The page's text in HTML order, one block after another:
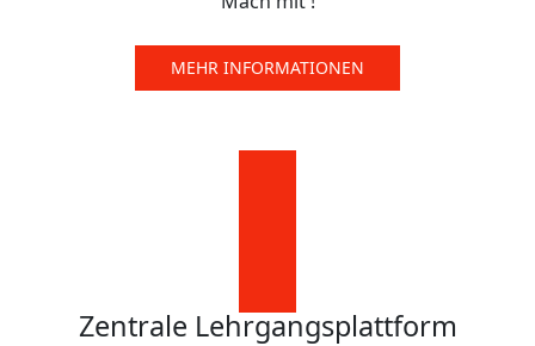
MEHR INFORMATIONEN
Zentrale Lehrgangsplattform